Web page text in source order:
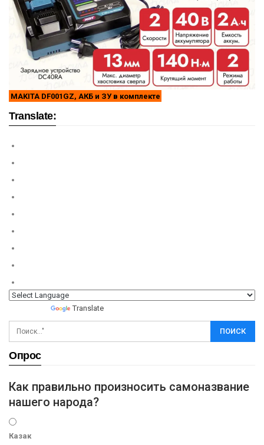
MAKITA DF001GZ, АКБ и ЗУ в комплекте
Translate:
Translate
Опрос
Как правильно произносить самоназвание
нашего народа?
Казак